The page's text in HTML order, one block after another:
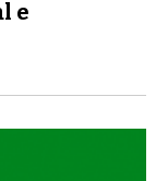
e